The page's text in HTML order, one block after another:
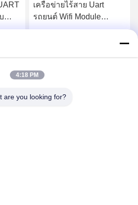
เครือข่ายไร้สาย Uart
รถยนต์ Wifi Module
FD7256U 2.4G 5G
4:18 PM
are you looking for?